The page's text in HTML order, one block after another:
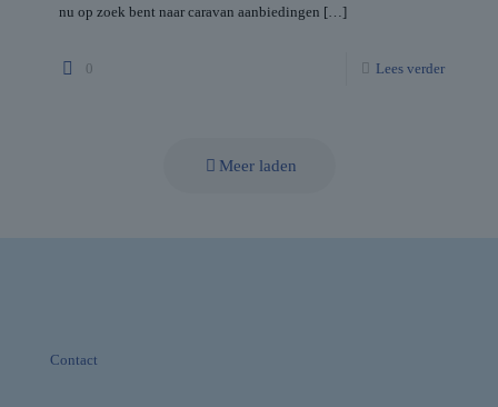
nu op zoek bent naar caravan aanbiedingen […]
0 Lees verder
Meer laden
Contact